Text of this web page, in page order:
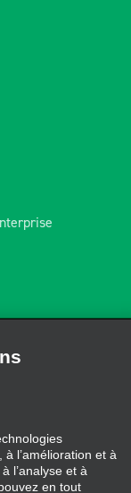
l’amélioration et à
l’analyse et à
en tout
de « Gérer les